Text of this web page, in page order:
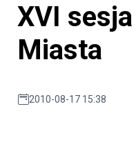
XVI
Miasta
2010-08-17 15:38